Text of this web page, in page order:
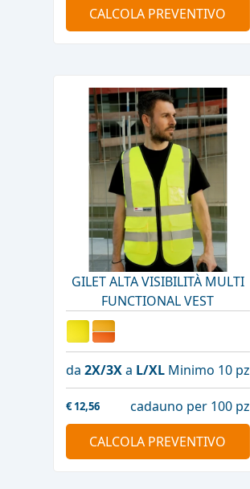
CALCOLA PREVENTIVO
GILET ALTA VISIBILITÀ MULTI
FUNCTIONAL VEST
da 2X/3Xa L/XL Minimo 10 pz
€ 12,56
cadauno per 100 pz
CALCOLA PREVENTIVO